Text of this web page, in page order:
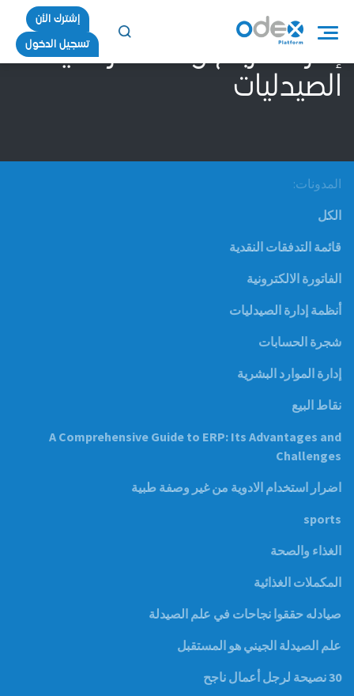
إشترك الأن
تسجيل الدخول
إدارة الأرباح والخسائر في
الصيدليات
المدونات:
الكل
قائمة التدفقات النقدية
الفاتورة الالكترونية
أنظمة إدارة الصيدليات
شجرة الحسابات
إدارة الموارد البشرية
نقاط البيع
A Comprehensive Guide to ERP: Its Advantages and
Challenges
اضرار استخدام الادوية من غير وصفة طبية
sports
الغذاء والصحة
المكملات الغذائية
صيادله حققوا نجاحات في علم الصيدلة
علم الصيدلة الجيني هو المستقبل
30 نصيحة لرجل أعمال ناجح